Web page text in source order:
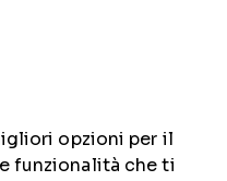
opzioni per il
funzionalità che ti